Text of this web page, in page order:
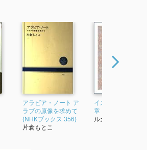
アラビア・ノート ア
ラブの原像を求めて
(NHKブックス 356)
片倉もとこ
イスラームを知る32
章
ルカイヤ・ワリス...